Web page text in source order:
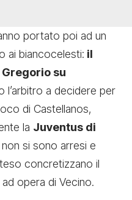
portato poi ad un
ai biancocelesti: il
su
l’arbitro a decidere per
di Castellanos,
la Juventus di
si sono arresi e
concretizzano il
opera di Vecino.